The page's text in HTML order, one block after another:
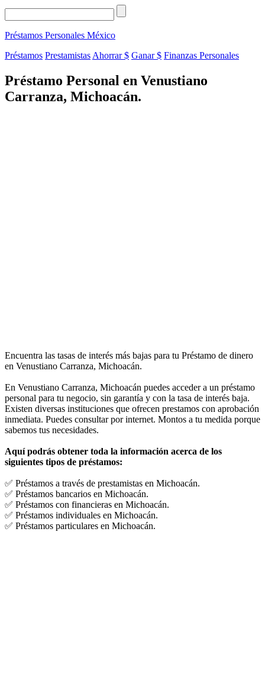
Préstamos Personales México
Préstamos Prestamistas Ahorrar $ Ganar $ Finanzas Personales
Préstamo Personal en Venustiano
Carranza, Michoacán.
Encuentra las tasas de interés más bajas para tu Préstamo de dinero
en Venustiano Carranza, Michoacán.
En Venustiano Carranza, Michoacán puedes acceder a un préstamo
personal para tu negocio, sin garantía y con la tasa de interés baja.
Existen diversas instituciones que ofrecen prestamos con aprobación
inmediata. Puedes consultar por internet. Montos a tu medida porque
sabemos tus necesidades.
Aquí podrás obtener toda la información acerca de los
siguientes tipos de préstamos:
✅ Préstamos a través de prestamistas en Michoacán.
✅ Préstamos bancarios en Michoacán.
✅ Préstamos con financieras en Michoacán.
✅ Préstamos individuales en Michoacán.
✅ Préstamos particulares en Michoacán.